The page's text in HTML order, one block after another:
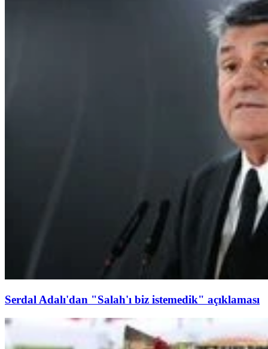
Serdal Adalı'dan "Salah'ı biz istemedik" açıklaması